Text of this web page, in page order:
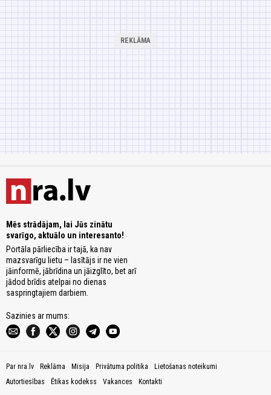
Mēs strādājam, lai Jūs zinātu
svarīgo, aktuālo un interesanto!
Portāla pārliecība ir tajā, ka nav
mazsvarīgu lietu – lasītājs ir ne vien
jāinformē, jābrīdina un jāizglīto, bet arī
jādod brīdis atelpai no dienas
saspringtajiem darbiem.
Sazinies ar mums:
Par nra.lv Reklāma Misija Privātuma politika
Lietošanas noteikumi
Autortiesības
Ētikas kodekss Vakances Kontakti